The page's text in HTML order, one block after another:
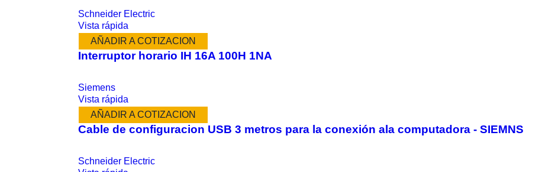
Schneider Electric
Vista rápida
AÑADIR A COTIZACION
Interruptor horario IH 16A 100H 1NA
Siemens
Vista rápida
AÑADIR A COTIZACION
Cable de configuracion USB 3 metros para la conexión ala computadora - SIEMNS
Schneider Electric